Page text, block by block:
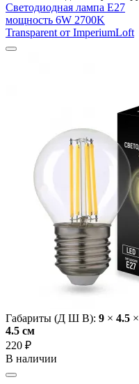
Светодиодная лампа E27
мощность 6W 2700K
Transparent от ImperiumLoft
Габариты (Д Ш В): 9 × 4.5 ×
4.5 cм
220 ₽
В наличии